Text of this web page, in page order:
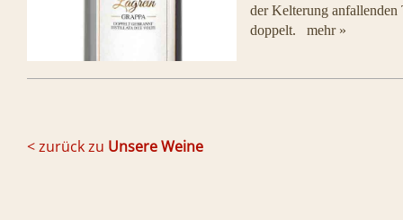
der Kelterung anfallenden
doppelt.
mehr »
< zurück zu Unsere Weine